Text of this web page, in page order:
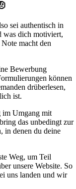
sei authentisch in
was dich motiviert,
macht den
Bewerbung
können
drüberlesen,
ist.
im Umgang mit
das unbedingt zur
in denen du deine
Weg, um Teil
unsere Website. So
uns landen und wir